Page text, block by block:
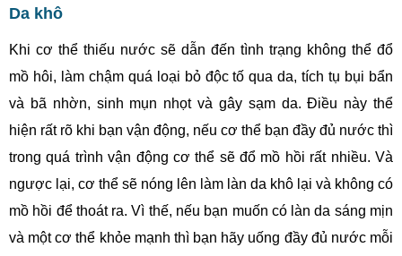
Da khô
Khi cơ thể thiếu nước sẽ dẫn đến tình trạng không thể đổ
mồ hôi, làm chậm quá loại bỏ độc tố qua da, tích tụ bụi bẩn
và bã nhờn, sinh mụn nhọt và gây sạm da. Điều này thể
hiện rất rõ khi bạn vận động, nếu cơ thể bạn đầy đủ nước thì
trong quá trình vận động cơ thể sẽ đổ mồ hồi rất nhiều. Và
ngược lại, cơ thể sẽ nóng lên làm làn da khô lại và không có
mồ hồi để thoát ra. Vì thế, nếu bạn muốn có làn da sáng mịn
và một cơ thể khỏe mạnh thì bạn hãy uống đầy đủ nước mỗi